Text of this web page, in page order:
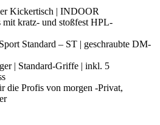
Kickertisch | INDOOR
mit kratz- und stoßfest HPL-
Standard – ST | geschraubte DM-
| Standard-Griffe | inkl. 5
die Profis von morgen -Privat,